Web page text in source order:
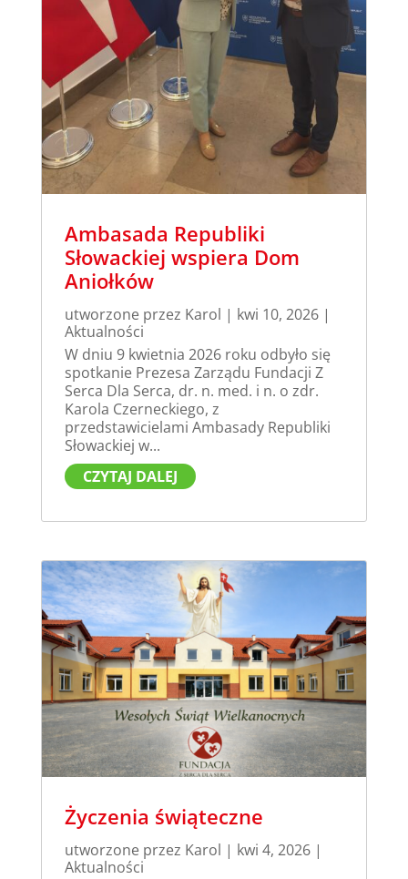
Ambasada Republiki
Słowackiej wspiera Dom
Aniołków
utworzone przez Karol | kwi 10, 2026|
Aktualności
W dniu 9 kwietnia 2026 roku odbyło się
spotkanie Prezesa Zarządu Fundacji Z
Serca Dla Serca, dr. n. med. i n. o zdr.
Karola Czerneckiego, z
przedstawicielami Ambasady Republiki
Słowackiej w...
CZYTAJ DALEJ
Życzenia świąteczne
utworzone przez Karol | kwi 4, 2026|
Aktualności